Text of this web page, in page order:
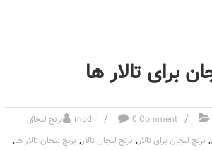
برای تالار ها
modir 0 Comment
برنج لنجان
, برنج لنجان برای تالار, برنج لنجان تالار, برنج لنجان تالار ها,